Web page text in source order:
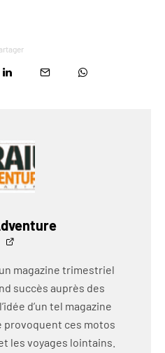
magazine trimestriel
succès auprès des
d’un tel magazine
provoquent ces motos
les voyages lointains.